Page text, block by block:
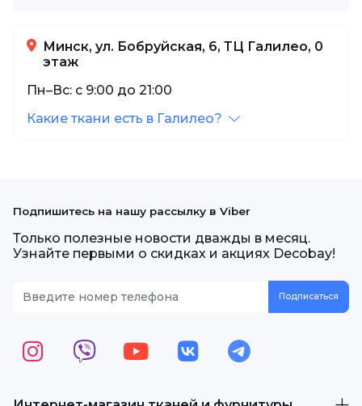
Минск, ул. Бобруйская, 6, ТЦ Галилео, 0
этаж
Пн–Вс: с 9:00 до 21:00
Какие ткани есть в Галилео?
Подпишитесь на нашу рассылку в Viber
Только полезные новости дважды в месяц.
Узнайте первыми о скидках и акциях Decobay!